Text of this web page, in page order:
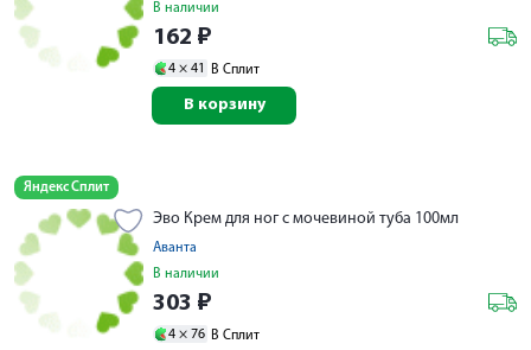
В наличии
162 ₽
4 × 41 В Сплит
В корзину
Яндекс Сплит
Эво Крем для ног с мочевиной туба 100мл
Аванта
В наличии
303 ₽
4 × 76 В Сплит